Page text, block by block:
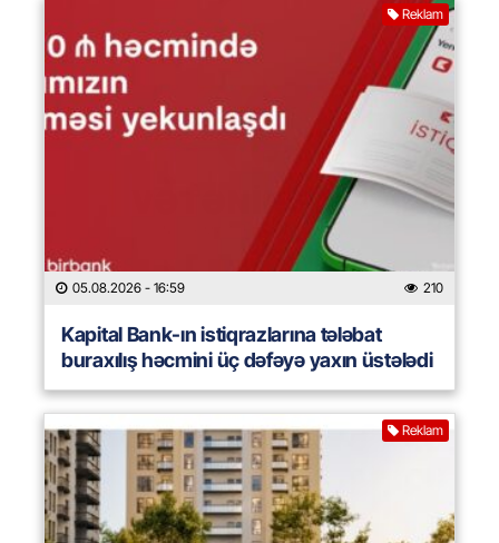
Reklam
05.08.2026 - 16:59 210
Kapital Bank-ın istiqrazlarına tələbat
buraxılış həcmini üç dəfəyə yaxın üstələdi
Reklam